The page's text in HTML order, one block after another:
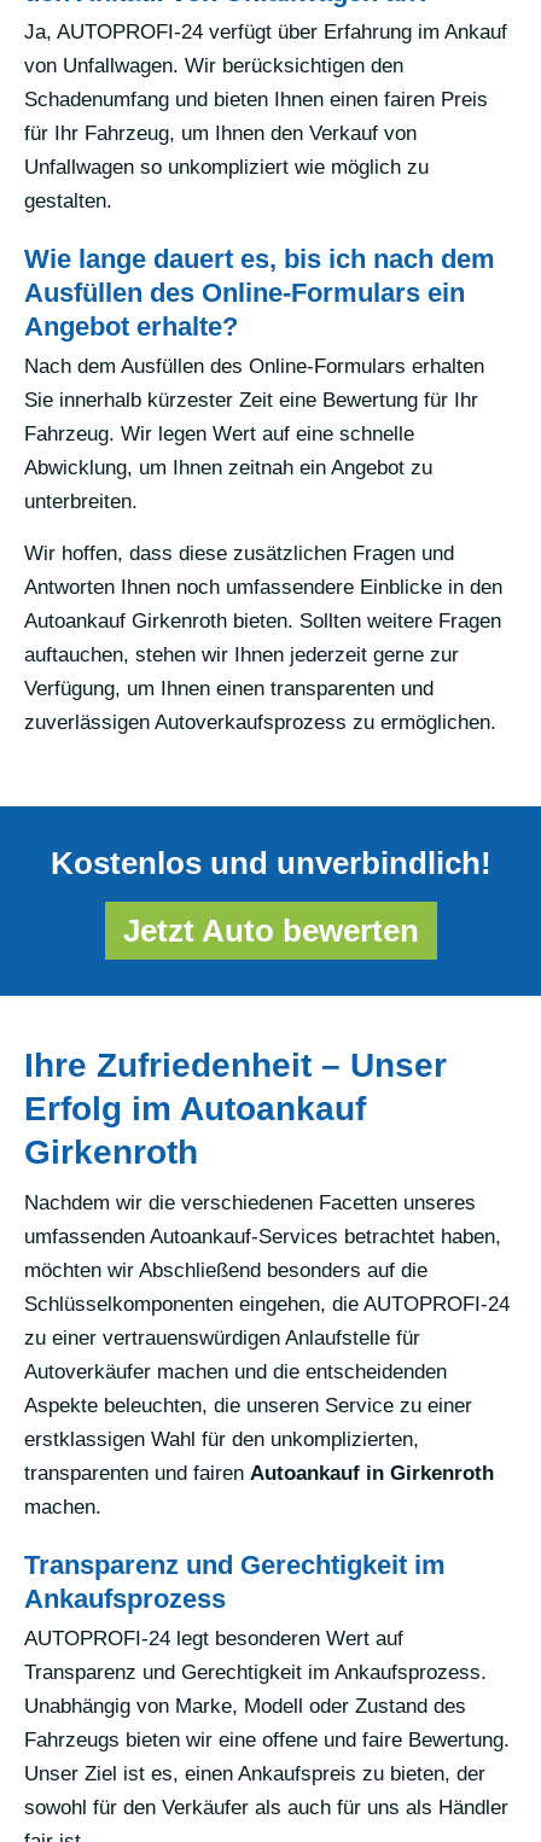
Ja, AUTOPROFI-24 verfügt über Erfahrung im Ankauf
von Unfallwagen. Wir berücksichtigen den
Schadenumfang und bieten Ihnen einen fairen Preis
für Ihr Fahrzeug, um Ihnen den Verkauf von
Unfallwagen so unkompliziert wie möglich zu
gestalten.
Wie lange dauert es, bis ich nach dem
Ausfüllen des Online-Formulars ein
Angebot erhalte?
Nach dem Ausfüllen des Online-Formulars erhalten
Sie innerhalb kürzester Zeit eine Bewertung für Ihr
Fahrzeug. Wir legen Wert auf eine schnelle
Abwicklung, um Ihnen zeitnah ein Angebot zu
unterbreiten.
Wir hoffen, dass diese zusätzlichen Fragen und
Antworten Ihnen noch umfassendere Einblicke in den
Autoankauf Girkenroth bieten. Sollten weitere Fragen
auftauchen, stehen wir Ihnen jederzeit gerne zur
Verfügung, um Ihnen einen transparenten und
zuverlässigen Autoverkaufsprozess zu ermöglichen.
Kostenlos und unverbindlich!
Jetzt Auto bewerten
Ihre Zufriedenheit – Unser
Erfolg im Autoankauf
Girkenroth
Nachdem wir die verschiedenen Facetten unseres
umfassenden Autoankauf-Services betrachtet haben,
möchten wir Abschließend besonders auf die
Schlüsselkomponenten eingehen, die AUTOPROFI-24
zu einer vertrauenswürdigen Anlaufstelle für
Autoverkäufer machen und die entscheidenden
Aspekte beleuchten, die unseren Service zu einer
erstklassigen Wahl für den unkomplizierten,
transparenten und fairen Autoankauf in Girkenroth
machen.
Transparenz und Gerechtigkeit im
Ankaufsprozess
AUTOPROFI-24 legt besonderen Wert auf
Transparenz und Gerechtigkeit im Ankaufsprozess.
Unabhängig von Marke, Modell oder Zustand des
Fahrzeugs bieten wir eine offene und faire Bewertung.
Unser Ziel ist es, einen Ankaufspreis zu bieten, der
sowohl für den Verkäufer als auch für uns als Händler